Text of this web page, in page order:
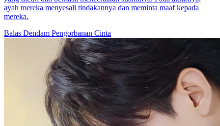
ayah mereka menyesali tindakannya dan meminta maaf kepada
mereka.
Balas Dendam Pengorbanan Cinta